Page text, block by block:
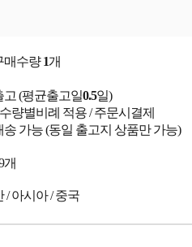
매수량1개
고 (평균출고일0.5일)
량별비례 적용 / 주문시결제
송 가능 (동일 출고지 상품만 가능)
개
/ 아시아 / 중국